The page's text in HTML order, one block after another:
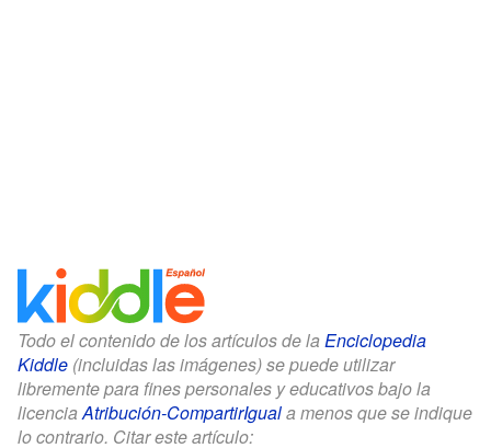
Todo el contenido de los artículos de la Enciclopedia
Kiddle (incluidas las imágenes) se puede utilizar
libremente para fines personales y educativos bajo la
licenciaAtribución-CompartirIguala menos que se indique
lo contrario. Citar este artículo: